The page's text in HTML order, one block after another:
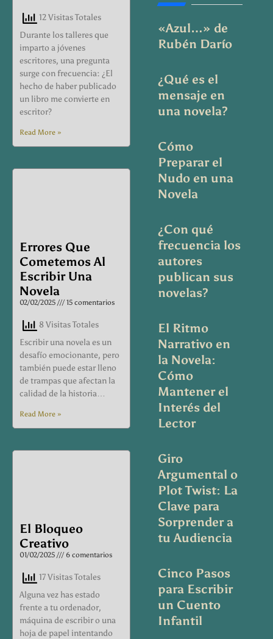
12 Visitas Totales
Durante los talleres que
imparto a jóvenes
escritores, una pregunta
surge con frecuencia: ¿El
hecho de haber publicado
un libro me convierte en
escritor?
Read More »
Errores Que
Cometemos Al
Escribir Una
Novela
02/02/2025 15 comentarios
8 Visitas Totales
Escribir una novela es un
desafío emocionante, pero
también puede estar lleno
de trampas que afectan la
calidad de la historia…
Read More »
El Bloqueo
Creativo
01/02/2025 6 comentarios
17 Visitas Totales
Alguna vez has estado
frente a tu ordenador,
máquina de escribir o una
hoja de papel intentando
«Azul…» de
Rubén Darío
¿Qué es el
mensaje en
una novela?
Cómo
Preparar el
Nudo en una
Novela
¿Con qué
frecuencia los
autores
publican sus
novelas?
El Ritmo
Narrativo en
la Novela:
Cómo
Mantener el
Interés del
Lector
Giro
Argumental o
Plot Twist: La
Clave para
Sorprender a
tu Audiencia
Cinco Pasos
para Escribir
un Cuento
Infantil